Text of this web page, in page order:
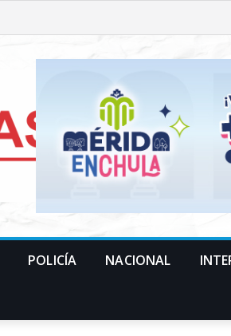
POLICÍA NACIONAL